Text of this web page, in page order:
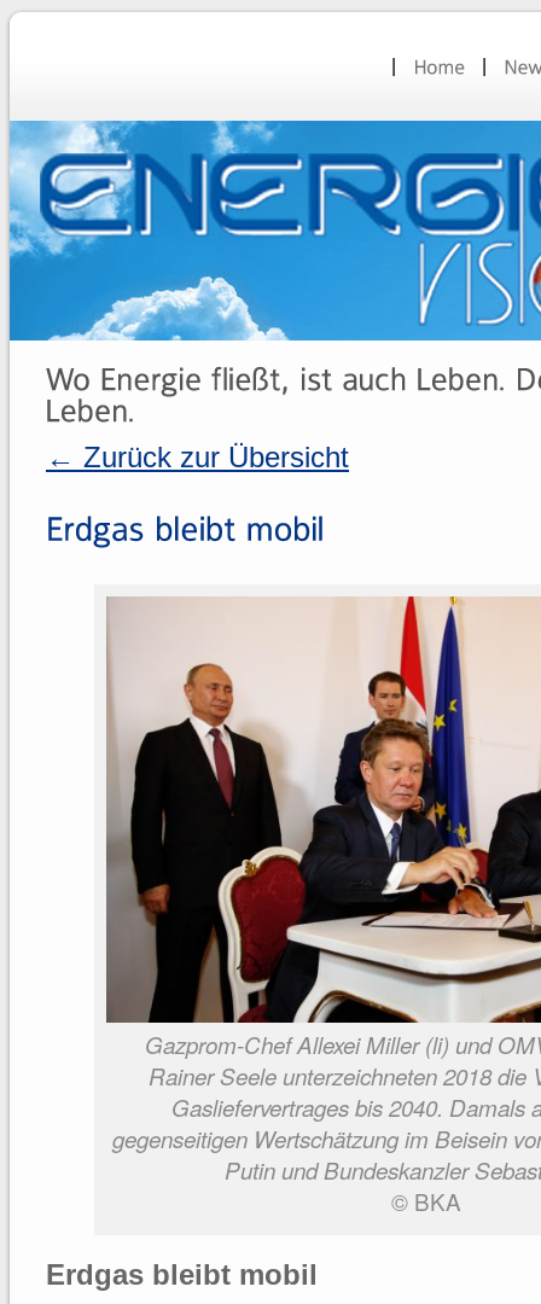
← Zurück zur Übersicht
Gazprom-Chef Allexei Miller (li) und
Rainer Seele unterzeichneten 2018 die
Gasliefervertrages bis 2040. Damals
gegenseitigen Wertschätzung im Beisein
Putin und Bundeskanzler
© BKA
Erdgas bleibt mobil